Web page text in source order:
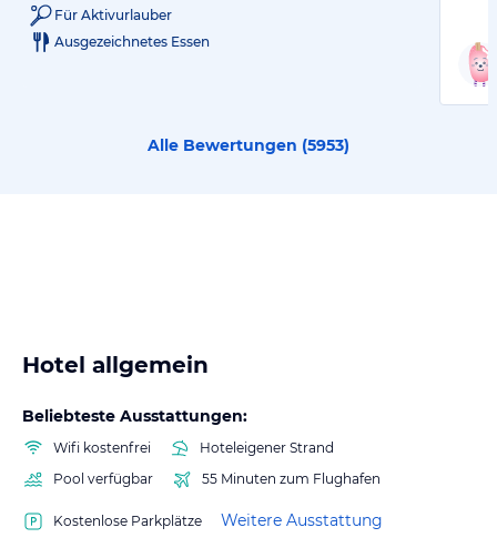
Für Aktivurlauber
Ausgezeichnetes Essen
Alle Bewertungen (5953)
Hotel allgemein
Beliebteste Ausstattungen:
Wifi kostenfrei
Hoteleigener Strand
Pool verfügbar
55 Minuten zum Flughafen
Kostenlose Parkplätze Weitere Ausstattung